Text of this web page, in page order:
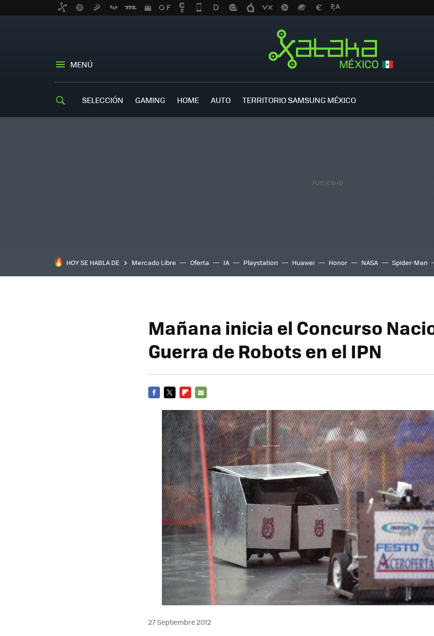
MENÚ
SELECCIÓN GAMING HOME AUTO TERRITORIO SAMSUNG MÉXICO
HOY SE HABLA DE Mercado Libre Oferta IA Playstation Huawei Honor NASA Spider-Man
Mañana inicia el Concurso
Guerra de Robots en el IPN
MAIL
27 Septiembre 2012